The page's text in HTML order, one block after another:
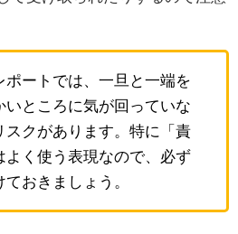
ポートでは、一旦と一端を
いところに気が回っていな
スクがあります。特に「責
よく使う表現なので、必ず
おきましょう。